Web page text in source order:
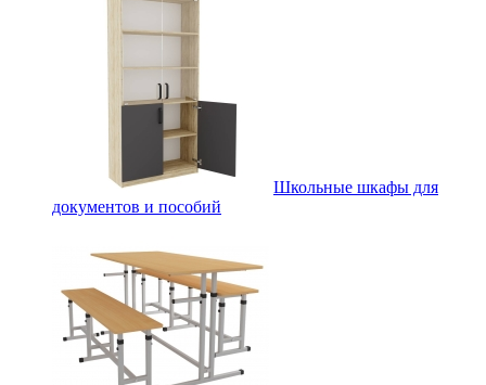
Школьные шкафы для
документов и пособий